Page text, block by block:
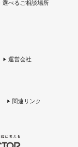
選べるご相談場所
運営会社
関連リンク